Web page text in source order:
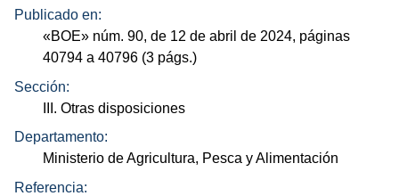
Publicado en:
«BOE» núm. 90, de 12 de abril de 2024, páginas
40794 a 40796 (3 págs.)
Sección:
III. Otras disposiciones
Departamento:
Ministerio de Agricultura, Pesca y Alimentación
Referencia: